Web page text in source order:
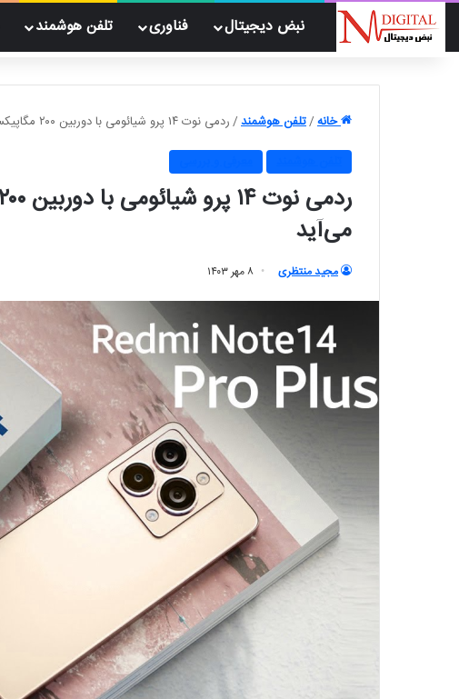
نبض دیجیتال فناوری تلفن هوشمند
خانه/تلفن هوشمند/ردمی نوت ۱۴ پرو شیائومی با دوربین ۲۰۰ مگاپیکسلی سامسونگ به بازار می‌آید
می‌آید
مجید منتظری ۸ مهر ۱۴۰۳